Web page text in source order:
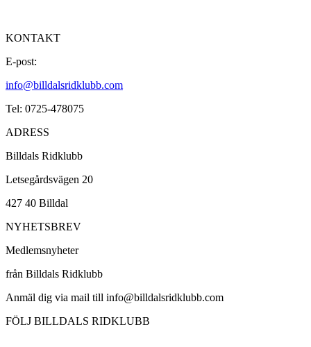
KONTAKT
E-post:
info@billdalsridklubb.com
Tel: 0725-478075
ADRESS
Billdals Ridklubb
Letsegårdsvägen 20
427 40 Billdal
NYHETSBREV
Medlemsnyheter
från Billdals Ridklubb
Anmäl dig via mail till info@billdalsridklubb.com
FÖLJ BILLDALS RIDKLUBB